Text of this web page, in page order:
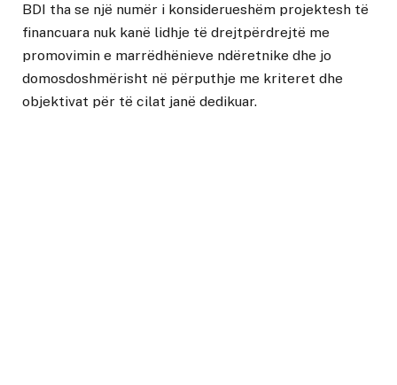
BDI tha se një numër i konsiderueshëm projektesh të
financuara nuk kanë lidhje të drejtpërdrejtë me
promovimin e marrëdhënieve ndëretnike dhe jo
domosdoshmërisht në përputhje me kriteret dhe
objektivat për të cilat janë dedikuar.